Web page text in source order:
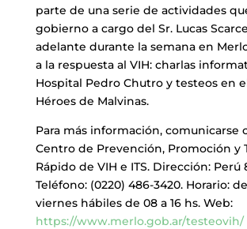
parte de una serie de actividades
gobierno a cargo del Sr. Lucas
adelante durante la semana en
a la respuesta al VIH: charlas
Hospital Pedro Chutro y testeos en
Héroes de Malvinas.
Para más información, comunicarse
Centro de Prevención, Promoción y
Rápido de VIH e ITS. Dirección: Perú
Teléfono: (0220) 486-3420. Horario:
viernes hábiles de 08 a 16 hs. Web:
https://www.merlo.gob.ar/testeovih/